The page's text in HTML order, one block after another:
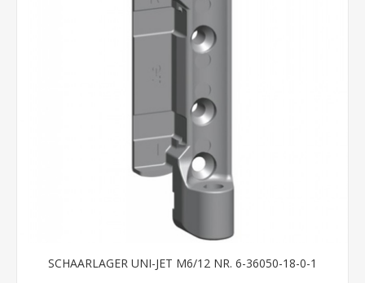
SCHAARLAGER UNI-JET M6/12 NR. 6-36050-18-0-1